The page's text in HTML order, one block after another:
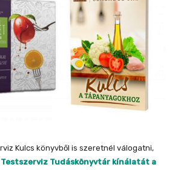
Kulcs könyvből is szeretnél válogatni,
Testszerviz Tudáskönyvtár kínálatát a